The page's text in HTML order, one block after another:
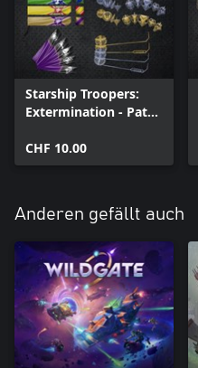
Starship Troopers:
Extermination - Path
CHF 10.00
Anderen gefällt auch